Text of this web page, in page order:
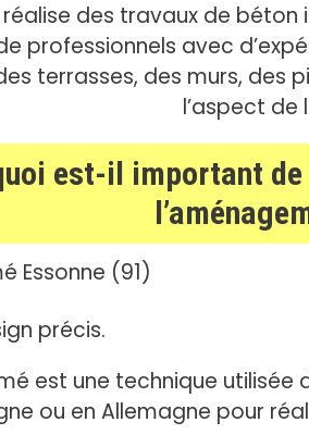
réalise des travaux de
professionnels avec
terrasses, des murs,
l’aspect de
est-il important
précis.
est une technique utilisée
ou en Allemagne pour